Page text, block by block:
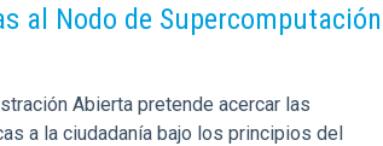
al Nodo de Supercomputación
Abierta pretende acercar las
a la ciudadanía bajo los principios del